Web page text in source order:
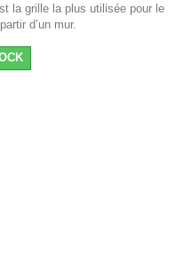
la grille la plus utilisée pour le
d’un mur.